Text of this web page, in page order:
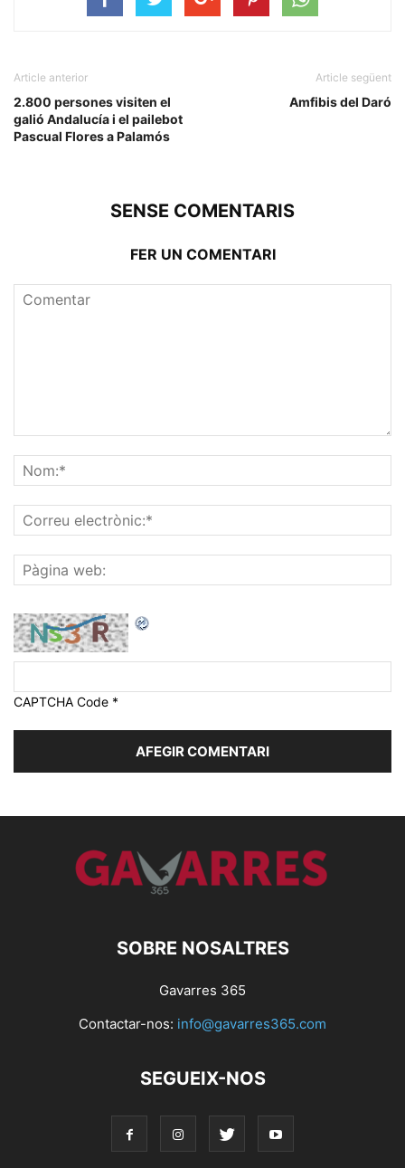
Article anterior
2.800 persones visiten el
galió Andalucía i el pailebot
Pascual Flores a Palamós
Article següent
Amfibis del Daró
SENSE COMENTARIS
FER UN COMENTARI
CAPTCHA Code *
SOBRE NOSALTRES
Gavarres 365
Contactar-nos: info@gavarres365.com
SEGUEIX-NOS